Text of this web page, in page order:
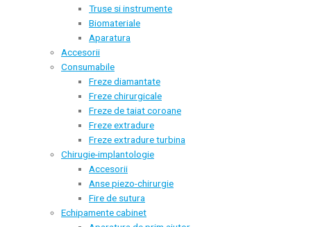
Truse si instrumente
Biomateriale
Aparatura
Accesorii
Consumabile
Freze diamantate
Freze chirurgicale
Freze de taiat coroane
Freze extradure
Freze extradure turbina
Chirugie-implantologie
Accesorii
Anse piezo-chirurgie
Fire de sutura
Echipamente cabinet